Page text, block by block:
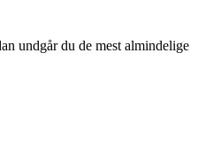
undgår du de mest almindelige